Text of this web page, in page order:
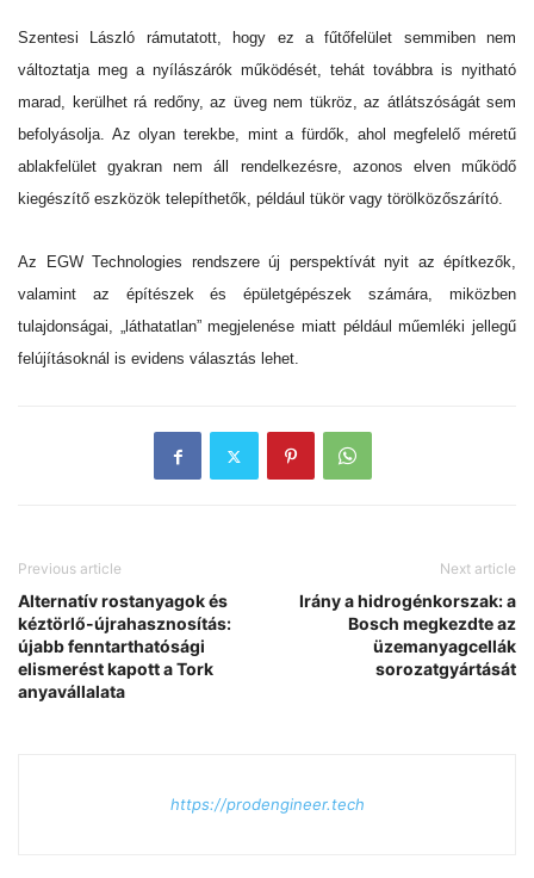
Szentesi László rámutatott, hogy ez a fűtőfelület semmiben nem
változtatja meg a nyílászárók működését, tehát továbbra is nyitható
marad, kerülhet rá redőny, az üveg nem tükröz, az átlátszóságát sem
befolyásolja. Az olyan terekbe, mint a fürdők, ahol megfelelő méretű
ablakfelület gyakran nem áll rendelkezésre, azonos elven működő
kiegészítő eszközök telepíthetők, például tükör vagy törölközőszárító.
Az EGW Technologies rendszere új perspektívát nyit az építkezők,
valamint az építészek és épületgépészek számára, miközben
tulajdonságai, „láthatatlan” megjelenése miatt például műemléki jellegű
felújításoknál is evidens választás lehet.
Previous article
Alternatív rostanyagok és
kéztörlő-újrahasznosítás:
újabb fenntarthatósági
elismerést kapott a Tork
anyavállalata
Next article
Irány a hidrogénkorszak: a
Bosch megkezdte az
üzemanyagcellák
sorozatgyártását
https://prodengineer.tech